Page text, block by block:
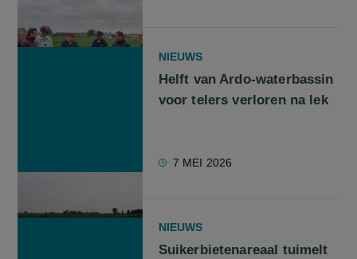
NIEUWS
Helft van Ardo-waterbassin
voor telers verloren na lek
7 MEI 2026
NIEUWS
Suikerbietenareaal tuimelt